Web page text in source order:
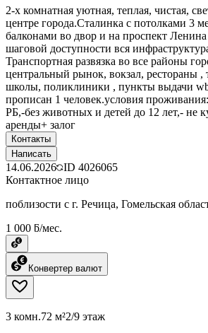
2-х комнатная уютная, теплая, чистая,
центре города.Сталинка с потолками 3
балконами во двор и на проспект
шаговой доступности вся
Транспортная развязка во все районы
центральный рынок, вокзал, рестораны ,
школы, поликлиники , пункты выдачи
прописан 1 человек.условия
РБ,-без животных и детей до 12 лет,- не
аренды+ залог
Контакты
Написать
14.06.2026 ID 4026065
Контактное лицо
поблизости с г. Речица, Гомельская
1 000 ƃ/мес.
Конвертер валют
3 комн.72 м²2/9 этаж